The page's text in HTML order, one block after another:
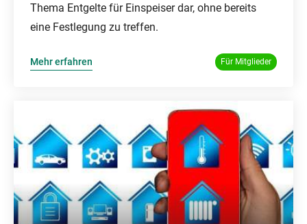
Thema Entgelte für Einspeiser dar, ohne bereits
eine Festlegung zu treffen.
Mehr erfahren Für Mitglieder